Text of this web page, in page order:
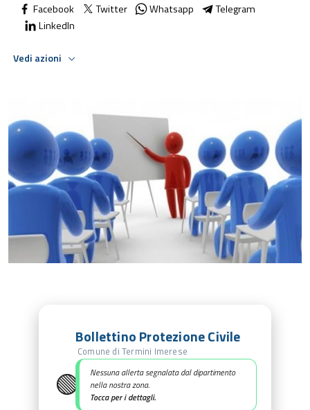
Facebook Twitter Whatsapp
Telegram
LinkedIn
Vedi azioni
🟢
Bollettino Protezione Civile
Comune di Termini Imerese
Nessuna allerta segnalata dal dipartimento
nella nostra zona.
Tocca per i dettagli.